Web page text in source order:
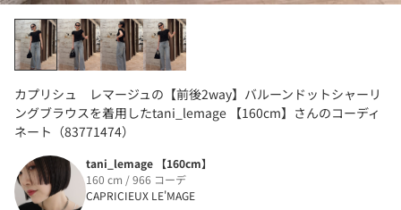
カプリシュ レマージュの【前後2way】バルーンドットシャーリ
ングブラウスを着用したtani_lemage 【160cm】さんのコーディ
ネート（83771474）
tani_lemage 【160cm】
160 cm / 966 コーデ
CAPRICIEUX LE'MAGE